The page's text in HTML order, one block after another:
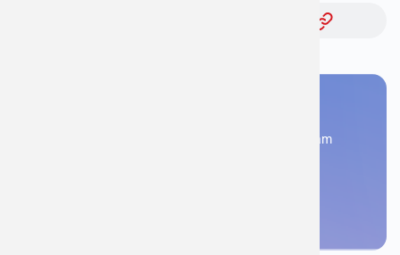
Đăng kí ngay để được các chuyên gia tư vấn và khám